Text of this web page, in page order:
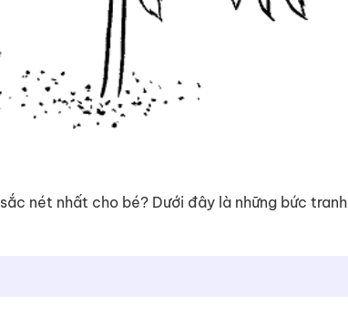
sắc nét nhất cho bé? Dưới đây là những bức tranh